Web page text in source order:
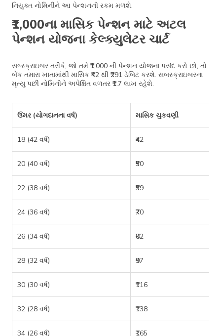
નિયુક્ત નોમિનીને આ પેન્શનની રકમ મળશે.
₹1,000ના માસિક પેન્શન માટે અટલ
પેન્શન યોજના કેલ્ક્યુલેટર ચાર્ટ
સબ્સ્ક્રાઇબર તરીકે, જો તમે ₹1,000 ની પેન્શન યોજના પસંદ કરો છો, તો
બેંક તમારા ખાતામાંથી માસિક ₹42 થી ₹291 ડેબિટ કરશે. સબસ્ક્રાઇબરના
મૃત્યુ પછી નોમિનીને અપેક્ષિત વળતર ₹1.7 લાખ રહેશે.
ઉંમર (યોગદાનના વર્ષ) માસિક ચુકવણી
18 (42 વર્ષ) ₹42
20 (40 વર્ષ) ₹50
22 (38 વર્ષ) ₹59
24 (36 વર્ષ) ₹70
26 (34 વર્ષ) ₹82
28 (32 વર્ષ) ₹97
30 (30 વર્ષ) ₹116
32 (28 વર્ષ) ₹138
34 (26 વર્ષ) ₹165